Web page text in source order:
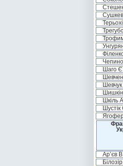
Шаго
Шкіль
Ар’єв